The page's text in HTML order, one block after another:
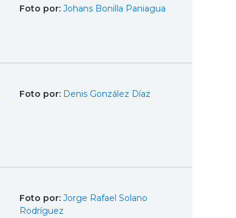
Foto por: Johans Bonilla Paniagua
Foto por: Denis González Díaz
Foto por: Jorge Rafael Solano
Rodríguez